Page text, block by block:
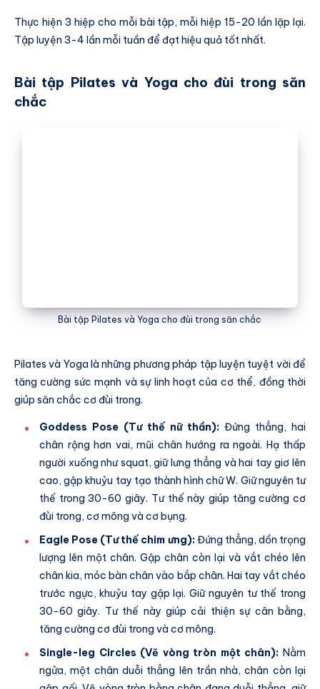
Thực hiện 3 hiệp cho mỗi bài tập, mỗi hiệp 15-20 lần lặp lại.
Tập luyện 3-4 lần mỗi tuần để đạt hiệu quả tốt nhất.
Bài tập Pilates và Yoga cho đùi trong săn
chắc
Bài tập Pilates và Yoga cho đùi trong săn chắc
Pilates và Yoga là những phương pháp tập luyện tuyệt vời để
tăng cường sức mạnh và sự linh hoạt của cơ thể, đồng thời
giúp săn chắc cơ đùi trong.
Goddess Pose (Tư thế nữ thần): Đứng thẳng, hai
chân rộng hơn vai, mũi chân hướng ra ngoài. Hạ thấp
người xuống như squat, giữ lưng thẳng và hai tay giơ lên
cao, gập khuỷu tay tạo thành hình chữ W. Giữ nguyên tư
thế trong 30-60 giây. Tư thế này giúp tăng cường cơ
đùi trong, cơ mông và cơ bụng.
Eagle Pose (Tư thế chim ưng):Đứng thẳng, dồn trọng
lượng lên một chân. Gập chân còn lại và vắt chéo lên
chân kia, móc bàn chân vào bắp chân. Hai tay vắt chéo
trước ngực, khuỷu tay gập lại. Giữ nguyên tư thế trong
30-60 giây. Tư thế này giúp cải thiện sự cân bằng,
tăng cường cơ đùi trong và cơ mông.
Single-leg Circles (Vẽ vòng tròn một chân): Nằm
ngửa, một chân duỗi thẳng lên trần nhà, chân còn lại